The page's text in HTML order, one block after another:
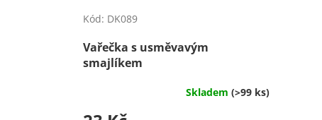
Vařečka s usměvavým
smajlíkem
Skladem (>99 ks)
Kód: DK089